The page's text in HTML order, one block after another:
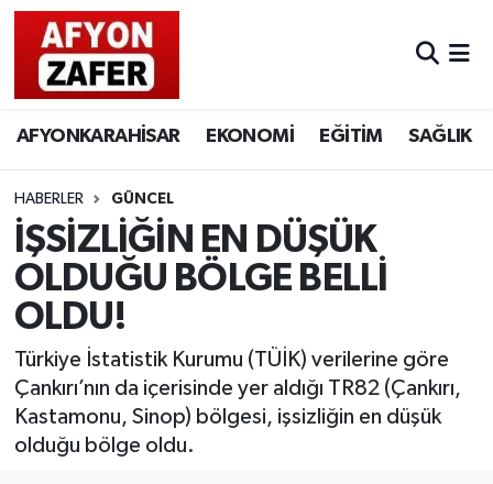
AFYONKARAHİSAR EKONOMİ EĞİTİM SAĞLIK
HABERLER GÜNCEL
İŞSİZLİĞİN EN DÜŞÜK
OLDUĞU BÖLGE BELLİ
OLDU!
Türkiye İstatistik Kurumu (TÜİK) verilerine göre
Çankırı’nın da içerisinde yer aldığı TR82 (Çankırı,
Kastamonu, Sinop) bölgesi, işsizliğin en düşük
olduğu bölge oldu.